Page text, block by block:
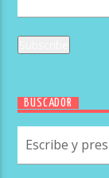
BUSCADOR